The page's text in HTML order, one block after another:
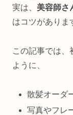
実は、 美容師さ
はコツがありま
この記事では、
ように、
散髪オーダ
写真やフレ